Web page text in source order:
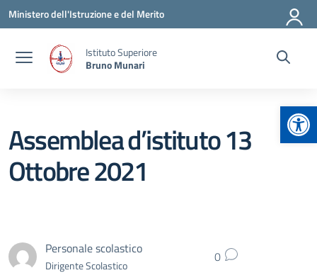
Vai ai contenuti
Vai al menu di navigazione
Vai al footer
Ministero dell'Istruzione e del Merito
Istituto Superiore
Bruno Munari
Assemblea d’istituto 13
Ottobre 2021
Personale scolastico
Dirigente Scolastico 0